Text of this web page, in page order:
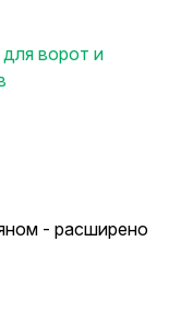
ворот и
- расширено